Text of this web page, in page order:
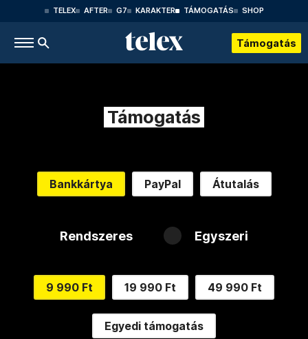
TELEX AFTER G7 KARAKTER TÁMOGATÁS SHOP
Támogatás
Támogatás
Bankkártya PayPal Átutalás
Rendszeres Egyszeri
9 990 Ft 19 990 Ft 49 990 Ft
Egyedi támogatás